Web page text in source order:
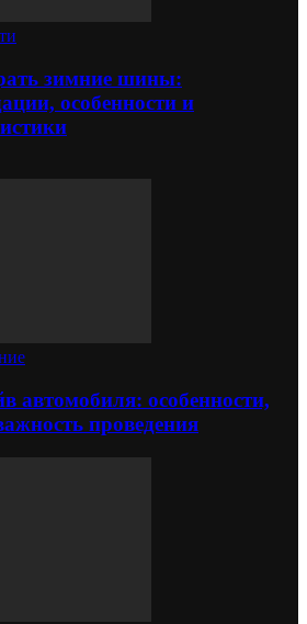
зимние шины:
особенности и
автомобиля: особенности,
проведения